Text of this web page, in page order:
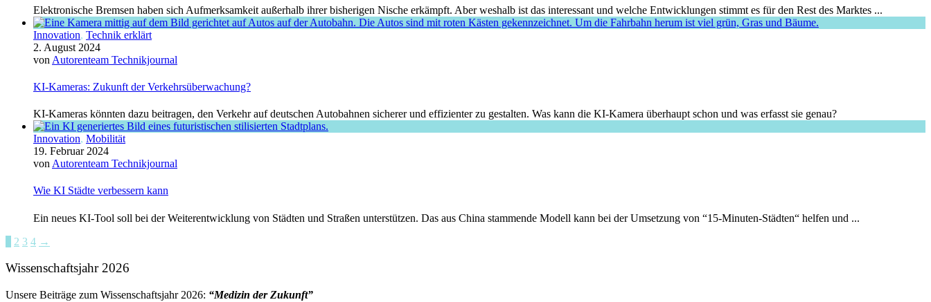
Elektronische Bremsen haben sich Aufmerksamkeit außerhalb ihrer bisherigen Nische erkämpft. Aber weshalb ist das interessant und welche Entwicklungen stimmt es für den Rest des Marktes ...
Innovation, Technik erklärt
2. August 2024
von Autorenteam Technikjournal
KI-Kameras: Zukunft der Verkehrsüberwachung?
KI-Kameras könnten dazu beitragen, den Verkehr auf deutschen Autobahnen sicherer und effizienter zu gestalten. Was kann die KI-Kamera überhaupt schon und was erfasst sie genau?
Innovation, Mobilität
19. Februar 2024
von Autorenteam Technikjournal
Wie KI Städte verbessern kann
Ein neues KI-Tool soll bei der Weiterentwicklung von Städten und Straßen unterstützen. Das aus China stammende Modell kann bei der Umsetzung von “15-Minuten-Städten“ helfen und ...
2 3 4 →
Wissenschaftsjahr 2026
Unsere Beiträge zum Wissenschaftsjahr 2026: “Medizin der Zukunft”